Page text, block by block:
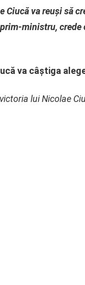
Ciucă va reuși să
ministru,
va câștiga
lui Nicolae